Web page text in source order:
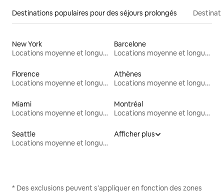
Destinations populaires pour des séjours prolongés
New York
Locations moyenne et longue durée
Barcelone
Locations moyenne et longue durée
Florence
Locations moyenne et longue durée
Athènes
Locations moyenne et longue durée
Miami
Locations moyenne et longue durée
Montréal
Locations moyenne et longue durée
Seattle
Locations moyenne et longue durée
Afficher plus
* Des exclusions peuvent s'appliquer en fonction des zones